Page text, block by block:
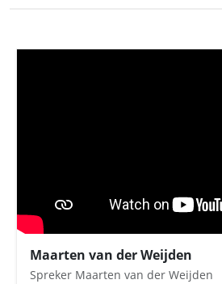
Maarten van der Weijden
Spreker Maarten van der Weijden